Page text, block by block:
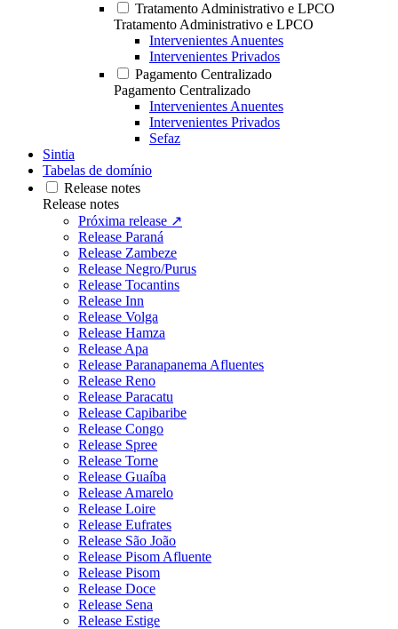
Tratamento Administrativo e LPCO
Tratamento Administrativo e LPCO
Intervenientes Anuentes
Intervenientes Privados
Pagamento Centralizado
Pagamento Centralizado
Intervenientes Anuentes
Intervenientes Privados
Sefaz
Sintia
Tabelas de domínio
Release notes
Release notes
Próxima release ↗
Release Paraná
Release Zambeze
Release Negro/Purus
Release Tocantins
Release Inn
Release Volga
Release Hamza
Release Apa
Release Paranapanema Afluentes
Release Reno
Release Paracatu
Release Capibaribe
Release Congo
Release Spree
Release Torne
Release Guaíba
Release Amarelo
Release Loire
Release Eufrates
Release São João
Release Pisom Afluente
Release Pisom
Release Doce
Release Sena
Release Estige